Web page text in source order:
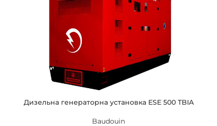
СТАНДАРТНА НАПРУГА
ПОТУЖНІСТЬ (КВА)
Дизельна генераторна установка ESE 500 TBIA
Baudouin